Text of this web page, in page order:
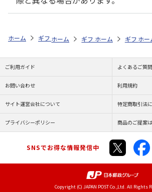
ホーム ギフトストア お中元・夏ギフト特集
ホーム ギフトストア お中元
ホーム ギフトス
ホー
ご利用ガイド よくあるご質問
お問い合わせ 利用規約
サイト運営会社について 特定商取引法
プライバシーポリシー 商品のご提案
SNSでお得な情報発信中
Copyright (C) JAPAN POST Co.,Ltd. All Rights